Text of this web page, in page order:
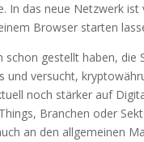
In das neue Netzwerk
Browser starten
schon gestellt haben,
und versucht,
noch stärker auf
Branchen oder
an den allgemeinen